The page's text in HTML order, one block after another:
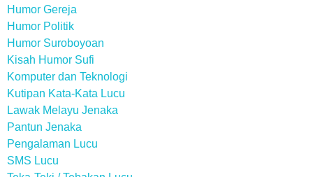
Humor Gereja
Humor Politik
Humor Suroboyoan
Kisah Humor Sufi
Komputer dan Teknologi
Kutipan Kata-Kata Lucu
Lawak Melayu Jenaka
Pantun Jenaka
Pengalaman Lucu
SMS Lucu